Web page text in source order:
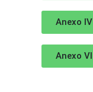
Anexo IV
Anexo VI